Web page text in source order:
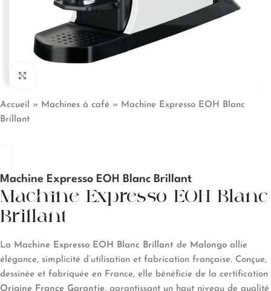
Accueil » Machines à café » Machine Expresso EOH Blanc
Brillant
Machine Expresso EOH Blanc Brillant
Machine Expresso EOH Blanc
Brillant
La Machine Expresso EOH Blanc Brillant de Malongo allie
élégance, simplicité d’utilisation et fabrication française. Conçue,
dessinée et fabriquée en France, elle bénéficie de la certification
Origine France Garantie, garantissant un haut niveau de qualité